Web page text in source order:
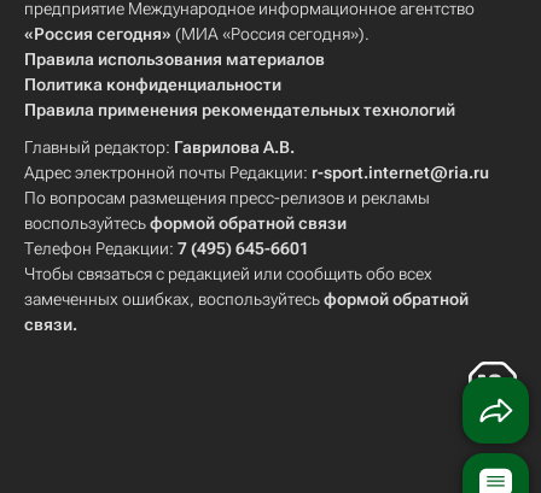
предприятие Международное информационное агентство
«Россия сегодня» (МИА «Россия сегодня»).
Правила использования материалов
Политика конфиденциальности
Правила применения рекомендательных технологий
Главный редактор: Гаврилова А.В.
Адрес электронной почты Редакции: r-sport.internet@ria.ru
По вопросам размещения пресс-релизов и рекламы
воспользуйтесьформой обратной связи
Телефон Редакции: 7 (495) 645-6601
Чтобы связаться с редакцией или сообщить обо всех
замеченных ошибках, воспользуйтесьформой обратной
связи.